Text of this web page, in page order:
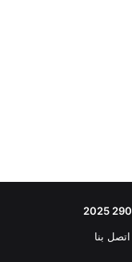
اتصل بنا